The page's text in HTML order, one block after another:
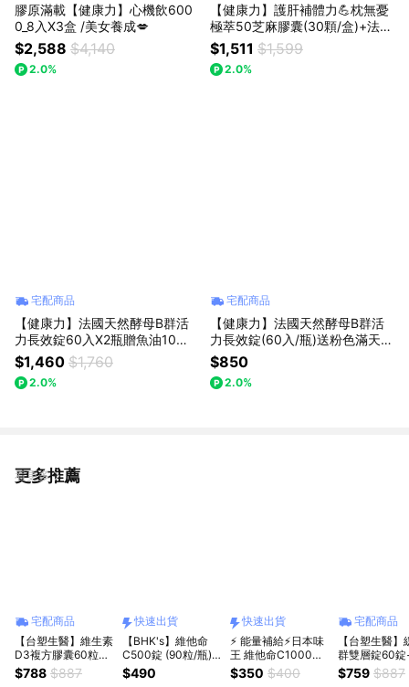
膠原滿載【健康力】心機飲600
0_8入X3盒 /美女養成💋
$2,588 $4,140
2.0%
【健康力】護肝補體力💪枕無憂
極萃50芝麻膠囊(30顆/盒)+法國
天然酵母B群活力長效錠(30入/
瓶)🚚宅配到家
$1,511 $1,599
2.0%
宅配商品
【健康力】法國天然酵母B群活
力長效錠60入X2瓶贈魚油10入
🚚宅配到家
$1,460 $1,760
2.0%
宅配商品
【健康力】法國天然酵母B群活
力長效錠(60入/瓶)送粉色滿天星
包🚚宅配到家💝致甜美的你活力
滿載【LINE禮物獨家組合】
$850
2.0%
更多推薦
看更多
宅配商品
【台塑生醫】維生素
D3複方膠囊60粒
+維生素C複方膜衣
錠60粒｜閃閃發亮
$788 $887
快速出貨
【BHK's】維他命
C500錠 (90粒/瓶)
上班應援/健康防護/
鋅/新鮮人/快速出貨
$490
快速出貨
⚡ 能量補給⚡日本味
王 維他命C1000口
含錠(60粒/瓶)(奶素)
🚚快速出貨
$350 $400
宅配商品
【台塑生醫】
群雙層錠60
素C複方膜衣
｜七夕｜生日
$759 $887